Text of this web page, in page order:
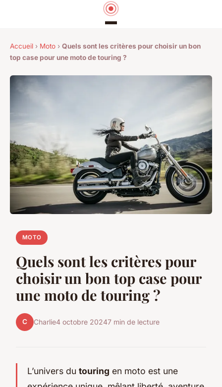
Accueil › Moto › Quels sont les critères pour choisir un bon
top case pour une moto de touring ?
MOTO
Quels sont les critères pour
choisir un bon top case pour
une moto de touring ?
C Charlie4 octobre 20247 min de lecture
L’univers du touring en moto est une